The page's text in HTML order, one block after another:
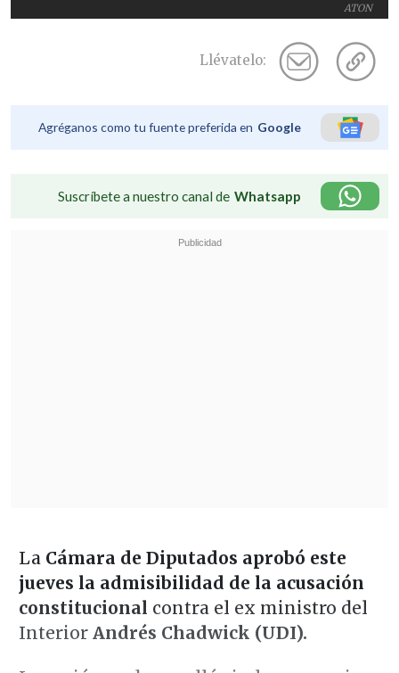
ATON
Llévatelo:
Agréganos como tu fuente preferida en Google
Suscríbete a nuestro canal de Whatsapp
La Cámara de Diputados aprobó este
jueves la admisibilidad de la acusación
constitucional contra el ex ministro del
Interior Andrés Chadwick (UDI).